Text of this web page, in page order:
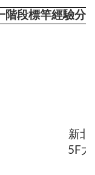
階段標竿經驗分
新北
5F